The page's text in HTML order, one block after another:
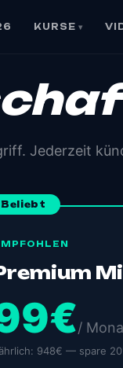
KURSE ▾
Jederzeit
Beliebt
/
948€ — spare